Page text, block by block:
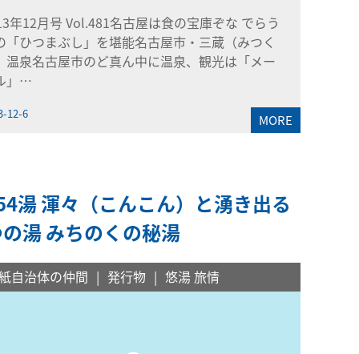
年12月号 Vol.481名古屋は食の宝庫ぞな でらう
「ひつまぶし」を堪能名古屋市・三蔵（みつく
温泉名古屋市のど真ん中に温泉、観光は「メー
」…
12-6 MORE
湯 渾々（こんこん）と湧き出る
の湯 みちのくの秘湯
自治体の仲間 発行物 悠湯 旅情